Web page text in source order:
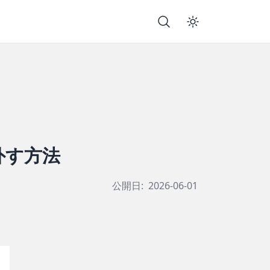
方法
公開日: 2026-06-01